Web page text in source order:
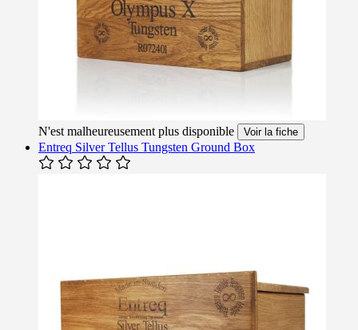
N'est malheureusement plus disponible Voir la fiche
Entreq Silver Tellus Tungsten Ground Box